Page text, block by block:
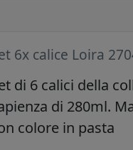
6x calice Loira
di 6 calici della
di 280ml.
colore in pasta